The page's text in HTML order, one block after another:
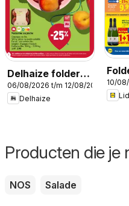
Delhaize folder
semaine 32
06/08/2026 t/m 12/08/2026
Delhaize
10/
Producten die je
NOS Salade